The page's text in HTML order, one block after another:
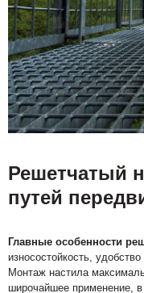
Решетчатый
путей
Главные особенности
износостойкость,
Монтаж настила
широчайшее применение,